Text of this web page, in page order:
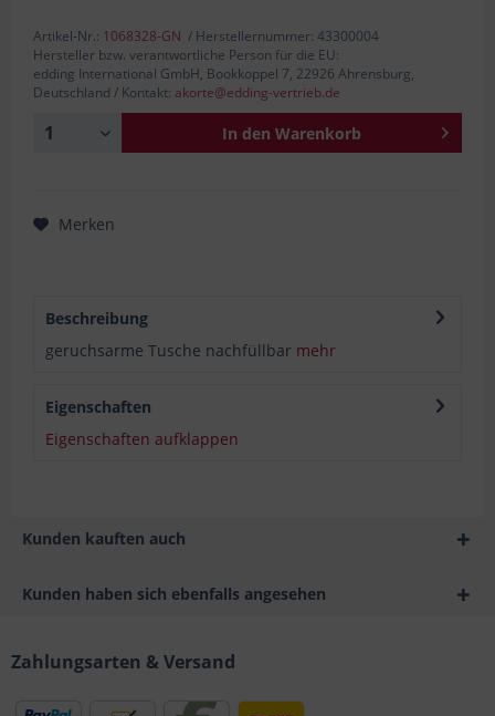
Artikel-Nr.: 1068328-GN / Herstellernummer: 43300004
Hersteller bzw. verantwortliche Person für die EU:
edding International GmbH, Bookkoppel 7, 22926 Ahrensburg,
Deutschland / Kontakt: akorte@edding-vertrieb.de
In den Warenkorb
Merken
Beschreibung
geruchsarme Tusche nachfüllbar mehr
Eigenschaften
Eigenschaften aufklappen
Kunden kauften auch
Kunden haben sich ebenfalls angesehen
Zahlungsarten & Versand